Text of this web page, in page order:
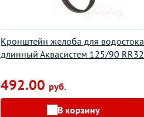
Кронштейн желоба для водостока
длинный Аквасистем 125/90 RR32
492.00руб.
В корзину